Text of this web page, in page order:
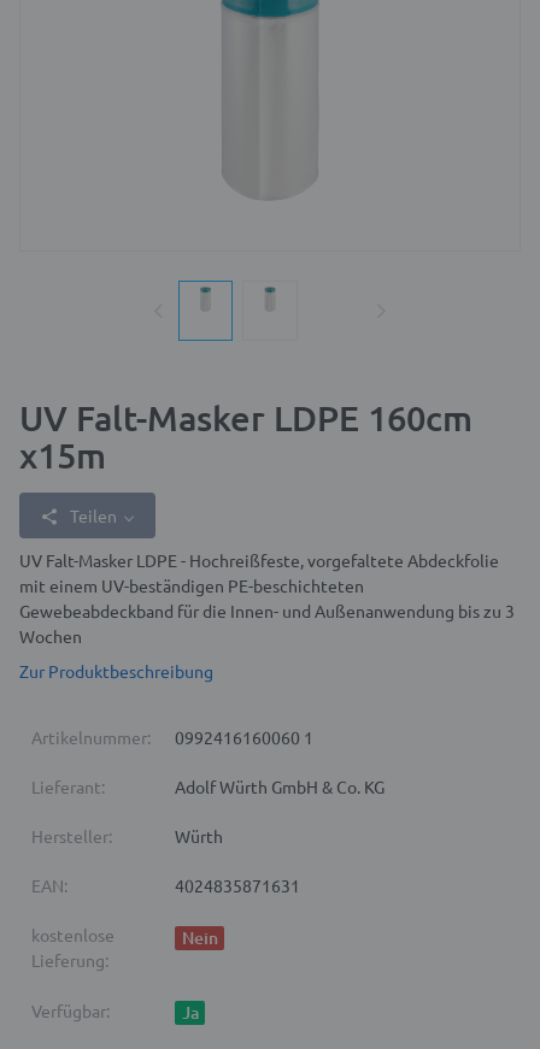
UV Falt-Masker LDPE 160cm
x15m
Teilen
UV Falt-Masker LDPE - Hochreißfeste, vorgefaltete Abdeckfolie
mit einem UV-beständigen PE-beschichteten
Gewebeabdeckband für die Innen- und Außenanwendung bis zu 3
Wochen
Zur Produktbeschreibung
Artikelnummer: 0992416160060 1
Lieferant: Adolf Würth GmbH & Co. KG
Hersteller: Würth
EAN: 4024835871631
kostenlose
Lieferung:
Nein
Verfügbar: Ja